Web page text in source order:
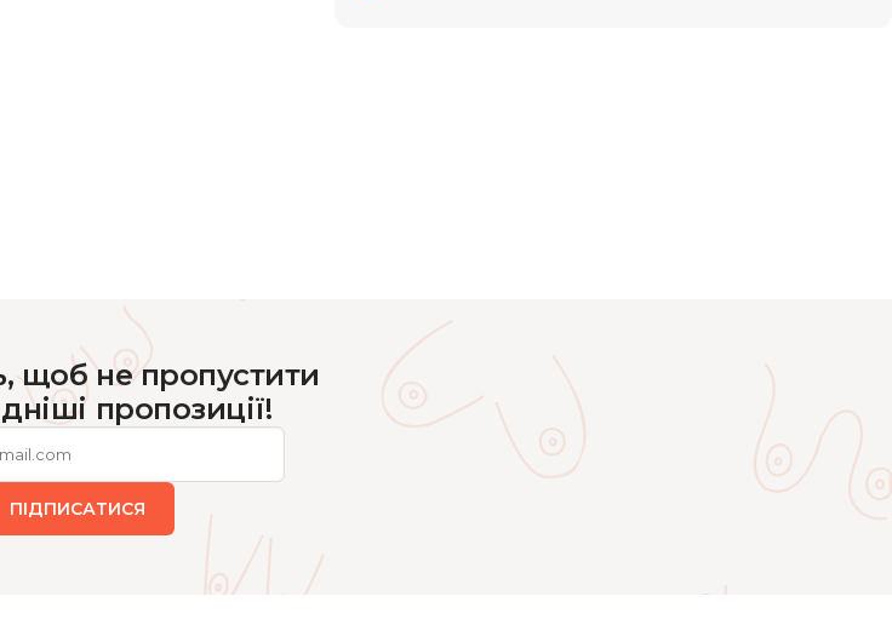
щоб не пропустити
пропозиції!
ПІДПИСАТИСЯ